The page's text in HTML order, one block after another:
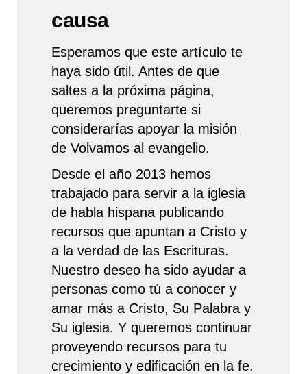
causa
Esperamos que este artículo te
haya sido útil. Antes de que
saltes a la próxima página,
queremos preguntarte si
considerarías apoyar la misión
de Volvamos al evangelio.
Desde el año 2013 hemos
trabajado para servir a la iglesia
de habla hispana publicando
recursos que apuntan a Cristo y
a la verdad de las Escrituras.
Nuestro deseo ha sido ayudar a
personas como tú a conocer y
amar más a Cristo, Su Palabra y
Su iglesia. Y queremos continuar
proveyendo recursos para tu
crecimiento y edificación en la fe.